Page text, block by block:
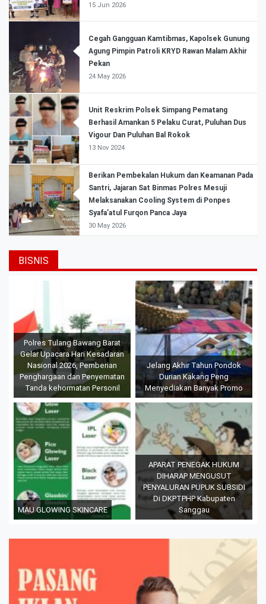
15 Jun 2026
Cegah Gangguan Kamtibmas, Kapolsek Gunung
Agung Pimpin Patroli KRYD Rawan Malam Akhir
Pekan
24 May 2026
Unit Reskrim Polsek Simpang Pematang
Berhasil Amankan 5 Pelaku Curat, Puluhan Dus
Vigour Dan Puluhan Bal Rokok
13 Nov 2024
Berikan Pembekalan Hukum dan Keamanan Pada
Santri, Jajaran Sat Binmas Polres Mesuji
Melaksanakan Cooling System di Ponpes
Syafa’atul Furqon Panca Jaya
30 May 2026
BISNIS
Polres Tulang Bawang Barat
Gelar Upacara Hari Kesadaran
Nasional 2026, Pemberian
Penghargaan dan Penyematan
Tanda kehormatan Personil
Jelang Akhir Tahun Pondok
Durian Kakang Peng
Menyediakan Banyak Promo
MAU GLOWING SKINCARE
APARAT PENEGAK HUKUM
DIHARAP MENGUSUT
PENYALURAN PUPUK SUBSIDI
Di DKPTPHP Kabupaten
Sanggau